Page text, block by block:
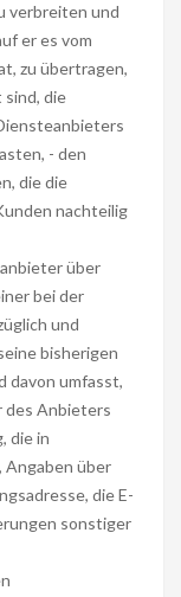
verbreiten und
er es vom
zu übertragen,
sind, die
- den
die die
nachteilig
über
bei der
und
bisherigen
davon umfasst,
des Anbieters
die in
Angaben über
die E-
sonstiger